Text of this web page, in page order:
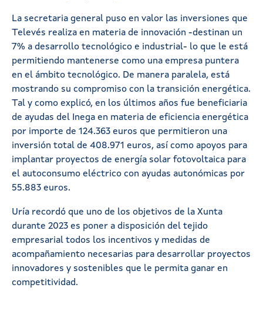
La secretaria general puso en valor las inversiones que
Televés realiza en materia de innovación -destinan un
7% a desarrollo tecnológico e industrial- lo que le está
permitiendo mantenerse como una empresa puntera
en el ámbito tecnológico. De manera paralela, está
mostrando su compromiso con la transición energética.
Tal y como explicó, en los últimos años fue beneficiaria
de ayudas del Inega en materia de eficiencia energética
por importe de 124.363 euros que permitieron una
inversión total de 408.971 euros, así como apoyos para
implantar proyectos de energía solar fotovoltaica para
el autoconsumo eléctrico con ayudas autonómicas por
55.883 euros.
Uría recordó que uno de los objetivos de la Xunta
durante 2023 es poner a disposición del tejido
empresarial todos los incentivos y medidas de
acompañamiento necesarias para desarrollar proyectos
innovadores y sostenibles que le permita ganar en
competitividad.